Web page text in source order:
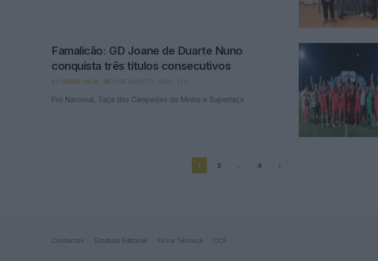
Famalicão: GD Joane de Duarte Nuno
conquista três títulos consecutivos
BY CIDADE HOJE 22 DE AGOSTO, 2024 0
Pró Nacional, Taça dos Campeões do Minho e Supertaça
1 2 … 4
Contactos Estatuto Editorial Ficha Técnica CCF